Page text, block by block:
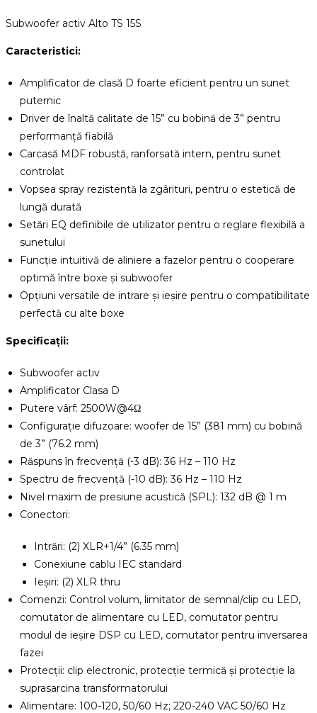
Subwoofer activ Alto TS 15S
Caracteristici:
Amplificator de clasă D foarte eficient pentru un sunet
puternic
Driver de înaltă calitate de 15” cu bobină de 3” pentru
performanță fiabilă
Carcasă MDF robustă, ranforsată intern, pentru sunet
controlat
Vopsea spray rezistentă la zgârituri, pentru o estetică de
lungă durată
Setări EQ definibile de utilizator pentru o reglare flexibilă a
sunetului
Funcție intuitivă de aliniere a fazelor pentru o cooperare
optimă între boxe și subwoofer
Opțiuni versatile de intrare și ieșire pentru o compatibilitate
perfectă cu alte boxe
Specificații:
Subwoofer activ
Amplificator Clasa D
Putere vârf: 2500W@4Ω
Configurație difuzoare: woofer de 15” (381 mm) cu bobină
de 3” (76.2 mm)
Răspuns în frecvență (-3 dB): 36 Hz – 110 Hz
Spectru de frecvență (-10 dB): 36 Hz – 110 Hz
Nivel maxim de presiune acustică (SPL): 132 dB @ 1 m
Conectori:
Intrări: (2) XLR+1/4” (6.35 mm)
Conexiune cablu IEC standard
Ieșiri: (2) XLR thru
Comenzi: Control volum, limitator de semnal/clip cu LED,
comutator de alimentare cu LED, comutator pentru
modul de ieșire DSP cu LED, comutator pentru inversarea
fazei
Protecții: clip electronic, protecție termică și protecție la
suprasarcina transformatorului
Alimentare: 100-120, 50/60 Hz; 220-240 VAC 50/60 Hz